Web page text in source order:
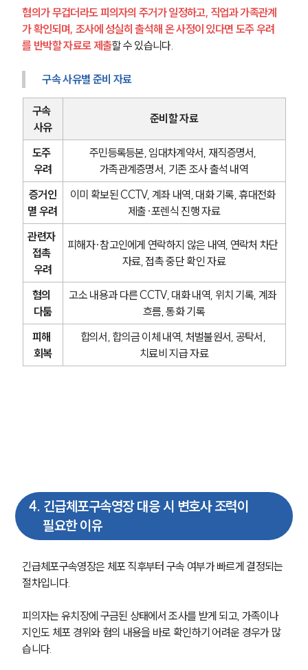
형사전문변호사
소식/자료
언론보도
공지사항
법률서식
뉴스레터/브로슈어
세미나
대륜법률상담예약
대륜법률상담예약
혐의가 무겁더라도 피의자의 주거가 일정하고, 직업과 가족관계
가 확인되며, 조사에 성실히 출석해 온 사정이 있다면 도주 우려
를 반박할 자료로 제출할 수 있습니다.
구속 사유별 준비 자료
구속
사유
준비할 자료
도주
우려
주민등록등본, 임대차계약서, 재직증명서,
가족관계증명서, 기존 조사 출석 내역
증거인
멸 우려
이미 확보된 CCTV, 계좌 내역, 대화 기록, 휴대전화
제출·포렌식 진행 자료
관련자
접촉
우려
피해자·참고인에게 연락하지 않은 내역, 연락처 차단
자료, 접촉 중단 확인 자료
혐의
다툼
고소 내용과 다른 CCTV, 대화 내역, 위치 기록, 계좌
흐름, 통화 기록
피해
회복
합의서, 합의금 이체 내역, 처벌불원서, 공탁서,
치료비 지급 자료
4. 긴급체포구속영장 대응 시 변호사 조력이
필요한 이유
긴급체포구속영장은 체포 직후부터 구속 여부가 빠르게 결정되는
절차입니다.
피의자는 유치장에 구금된 상태에서 조사를 받게 되고, 가족이나
지인도 체포 경위와 혐의 내용을 바로 확인하기 어려운 경우가 많
습니다.